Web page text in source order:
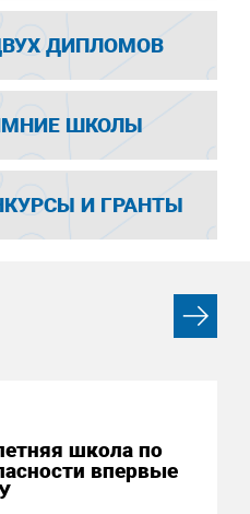
ДИПЛОМОВ
ШКОЛЫ
И ГРАНТЫ
школа по
впервые